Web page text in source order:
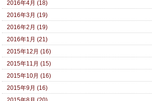
2016年4月 (18)
2016年3月 (19)
2016年2月 (19)
2016年1月 (21)
2015年12月 (16)
2015年11月 (15)
2015年10月 (16)
2015年9月 (16)